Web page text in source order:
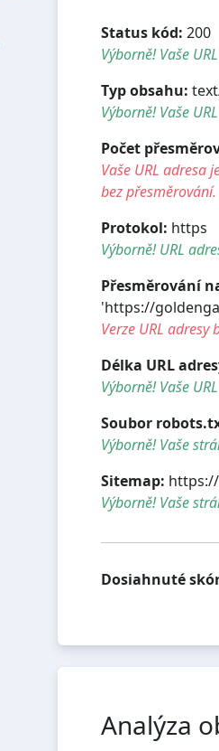
Status kód: 200
Výborně! Vaše
Typ obsahu:
Výborně! Vaše
Počet
Vaše URL adresa
bez přesměrování.
Protokol: https
Výborně! URL
Přesměrování
'https://
Verze URL
Délka URL
Výborně! Vaše
Soubor
Výborně! Vaše
Sitemap:
Výborně! Vaše
Dosiahnuté
Analýza